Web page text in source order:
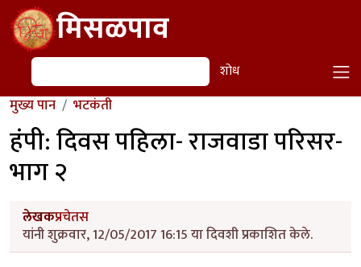
Skip to main contentमिसळपाव
शोध शोध
मुख्य पान भटकंती
हंपी: दिवस पहिला- राजवाडा परिसर-
भाग २
लेखकप्रचेतस
यांनी शुक्रवार, 12/05/2017 16:15 या दिवशी प्रकाशित केले.